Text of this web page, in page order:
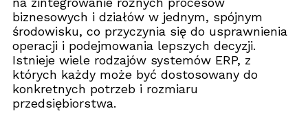
biznesowych i działów w jednym, spójnym
środowisku, co przyczynia się do usprawnienia
operacji i podejmowania lepszych decyzji.
Istnieje wiele rodzajów systemów ERP, z
których każdy może być dostosowany do
konkretnych potrzeb i rozmiaru
przedsiębiorstwa.